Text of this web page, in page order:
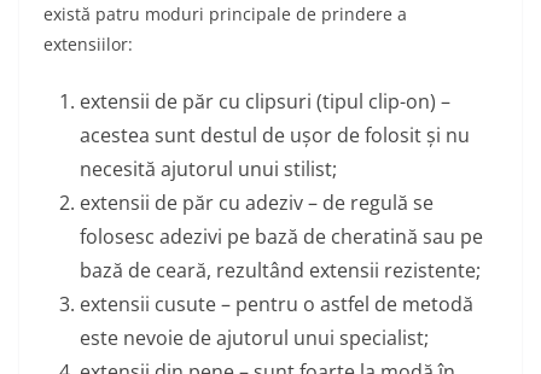
există patru moduri principale de prindere a
extensiilor:
extensii de păr cu clipsuri (tipul clip-on) –
acestea sunt destul de ușor de folosit și nu
necesită ajutorul unui stilist;
extensii de păr cu adeziv – de regulă se
folosesc adezivi pe bază de cheratină sau pe
bază de ceară, rezultând extensii rezistente;
extensii cusute – pentru o astfel de metodă
este nevoie de ajutorul unui specialist;